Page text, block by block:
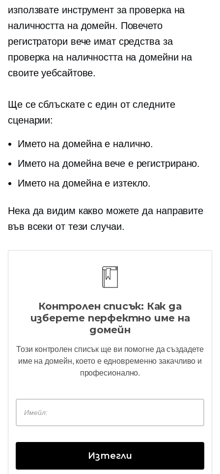
използвате инструмент за проверка на
наличността на домейн. Повечето
регистратори вече имат средства за
проверка на наличността на домейни на
своите уебсайтове.
Ще се сблъскате с един от следните
сценарии:
Името на домейна е налично.
Името на домейна вече е регистрирано.
Името на домейна е изтекло.
Нека да видим какво можете да направите
във всеки от тези случаи.
Контролен списък: Как да
изберете перфектно име на
домейн
Този контролен списък ще ви помогне да създадете
име на домейн, което е едновременно закачливо и
професионално.
Изтегли